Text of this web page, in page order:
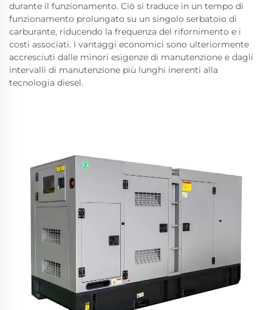
durante il funzionamento. Ciò si traduce in un tempo di
funzionamento prolungato su un singolo serbatoio di
carburante, riducendo la frequenza del rifornimento e i
costi associati. I vantaggi economici sono ulteriormente
accresciuti dalle minori esigenze di manutenzione e dagli
intervalli di manutenzione più lunghi inerenti alla
tecnologia diesel.